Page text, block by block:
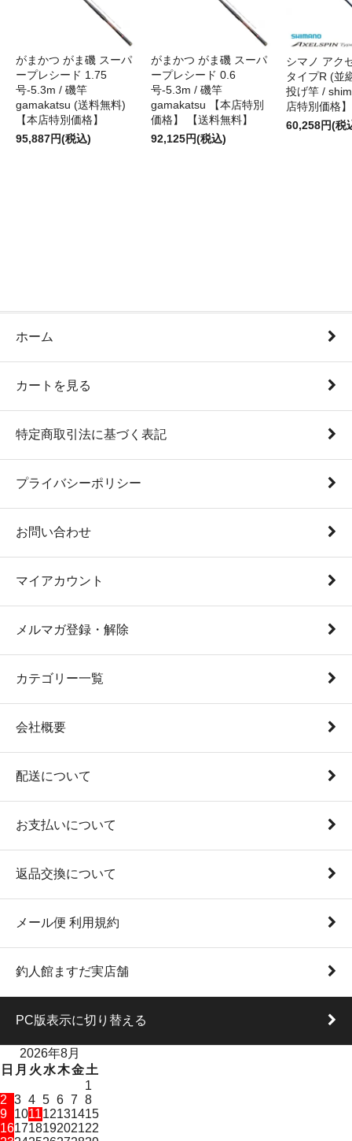
がまかつ がま磯 スーパ
ープレシード 1.75
号-5.3m / 磯竿
gamakatsu (送料無料)
【本店特別価格】
95,887円(税込)
がまかつ がま磯 スーパ
ープレシード 0.6
号-5.3m / 磯竿
gamakatsu 【本店特別
価格】 【送料無料】
92,125円(税込)
シマノ アク
タイプR (並
投げ竿 /
店特別価格】
60,258円(税
ホーム
カートを見る
特定商取引法に基づく表記
プライバシーポリシー
お問い合わせ
マイアカウント
メルマガ登録・解除
カテゴリー一覧
会社概要
配送について
お支払いについて
返品交換について
メール便 利用規約
釣人館ますだ実店舗
PC版表示に切り替える
2026年8月
日 月 火水木金土
1
2 3 4 5 6 7 8
9 101112131415
16171819202122